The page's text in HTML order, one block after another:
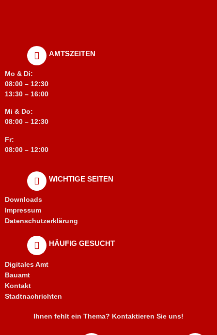
AMTSZEITEN
Mo & Di:
08:00 – 12:30
13:30 – 16:00
Mi & Do:
08:00 – 12:30
Fr:
08:00 – 12:00
WICHTIGE SEITEN
Downloads
Impressum
Datenschutzerklärung
HÄUFIG GESUCHT
Digitales Amt
Bauamt
Kontakt
Stadtnachrichten
Ihnen fehlt ein Thema? Kontaktieren Sie uns!